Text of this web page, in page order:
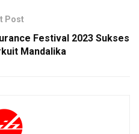
Post
Festival 2023 Sukses
Mandalika